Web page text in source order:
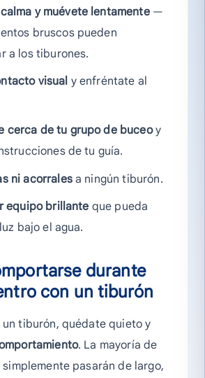
y muévete lentamente—
bruscos pueden
a los tiburones.
visual y enfréntate al
cerca de tu grupo de buceoy
de tu guía.
ni acorralesa ningún tiburón.
equipo brillante que pueda
bajo el agua.
durante
con un tiburón
un tiburón, quédate quieto y
. La mayoría de
pasarán de largo,